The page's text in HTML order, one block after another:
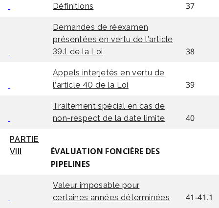
Définitions 37
Demandes de réexamen
présentées en vertu de l’article
39.1 de la Loi
38
Appels interjetés en vertu de
l’article 40 de la Loi
39
Traitement spécial en cas de
non-respect de la date limite
40
PARTIE
VIII
ÉVALUATION FONCIÈRE DES
PIPELINES
Valeur imposable pour
certaines années déterminées
41-41.1